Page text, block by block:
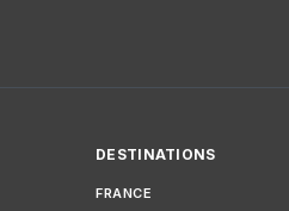
DESTINATIONS
FRANCE